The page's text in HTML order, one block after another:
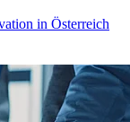
in Österreich